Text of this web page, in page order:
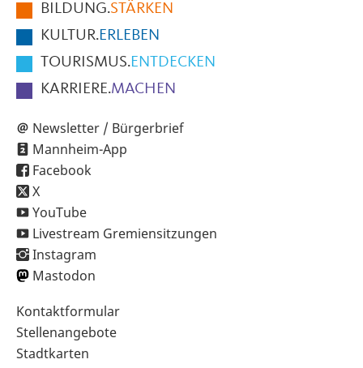
SeiteBILDUNG.STÄRKEN
KULTUR.ERLEBEN
TOURISMUS.ENTDECKEN
KARRIERE.MACHEN
Newsletter / Bürgerbrief
Mannheim-App
Facebook
X
YouTube
Livestream Gremiensitzungen
Instagram
Mastodon
Sekundärnavigation
im
Fußbereich
Kontaktformular
Stellenangebote
Stadtkarten